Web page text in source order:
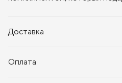
Доставка
Оплата